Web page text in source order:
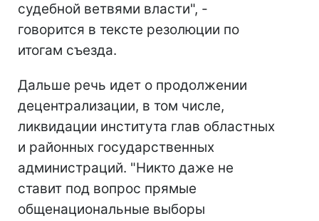
судебной ветвями власти", -
говорится в тексте резолюции по
итогам съезда.
Дальше речь идет о продолжении
децентрализации, в том числе,
ликвидации института глав областных
и районных государственных
администраций. "Никто даже не
ставит под вопрос прямые
общенациональные выборы